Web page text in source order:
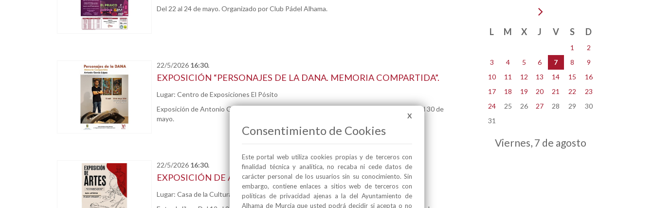
Del 22 al 24 de mayo. Organizado por Club Pádel Alhama.
22/5/2026 16:30.
EXPOSICIÓN “PERSONAJES DE LA DANA. MEMORIA COMPARTIDA”.
Lugar: Centro de Exposiciones El Pósito
Exposición de Antonio García López. Comisario: José Mayor Iborra. Entrada libre. Hasta el 30 de
mayo.
22/5/2026 16:30.
EXPOSICIÓN DE ARTES “COMIENZOS”
Lugar: Casa de la Cultura
L M X J V S D
1
2
3
4 5 6 7 8
9
10
11 12 13 14 15
16
17
18 19 20 21 22
23
24
25 26 27 28 29
30
31
Viernes, 7 de agosto
X
Consentimiento de Cookies
Este portal web utiliza cookies propias y de terceros con
finalidad técnica y analítica, no recaba ni cede datos de
carácter personal de los usuarios sin su conocimiento. Sin
embargo, contiene enlaces a sitios web de terceros con
políticas de privacidad ajenas a la del Ayuntamiento de
Alhama de Murcia que usted podrá decidir si acepta o no